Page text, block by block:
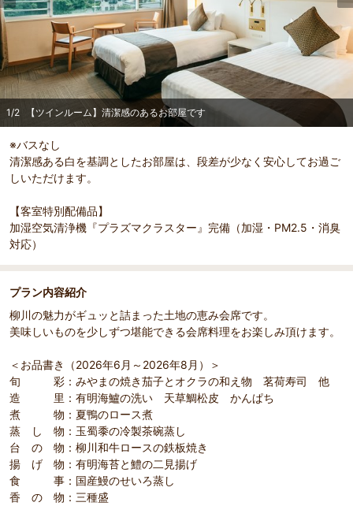
1/2 【ツインルーム】清潔感のあるお部屋です
※バスなし
清潔感ある白を基調としたお部屋は、段差が少なく安心してお過ご
しいただけます。
【客室特別配備品】
加湿空気清浄機『プラズマクラスター』完備（加湿・PM2.5・消臭
対応）
プラン内容紹介
柳川の魅力がギュッと詰まった土地の恵み会席です。
美味しいものを少しずつ堪能できる会席料理をお楽しみ頂けます。
＜お品書き（2026年6月～2026年8月）＞
旬 彩：みやまの焼き茄子とオクラの和え物 茗荷寿司 他
造 里：有明海鱸の洗い 天草鯛松皮 かんぱち
煮 物：夏鴨のロース煮
蒸 し 物：玉蜀黍の冷製茶碗蒸し
台 の 物：柳川和牛ロースの鉄板焼き
揚 げ 物：有明海苔と鱧の二見揚げ
食 事：国産鰻のせいろ蒸し
香 の 物：三種盛
部屋詳細（ 1/2）
Pr
evi
ou
【ツインルーム】清潔感のあるお部屋です 【ツ
Ne
xt